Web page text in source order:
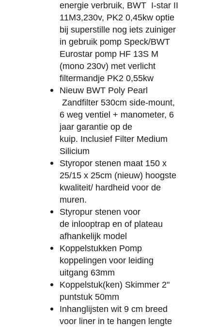
energie verbruik, BWT I-star II
11M3,230v, PK2 0,45kw optie
bij superstille nog iets zuiniger
in gebruik pomp Speck/BWT
Eurostar pomp HF 13S M
(mono 230v) met verlicht
filtermandje PK2 0,55kw
Nieuw BWT Poly Pearl
Zandfilter 530cm side-mount,
6 weg ventiel + manometer, 6
jaar garantie op de
kuip. Inclusief Filter Medium
Silicium
Styropor stenen maat 150 x
25/15 x 25cm (nieuw) hoogste
kwaliteit/ hardheid voor de
muren.
Styropur stenen voor
de inlooptrap en of plateau
afhankelijk model
Koppelstukken Pomp
koppelingen voor leiding
uitgang 63mm
Koppelstuk(ken) Skimmer 2"
puntstuk 50mm
Inhanglijsten wit 9 cm breed
voor liner in te hangen lengte